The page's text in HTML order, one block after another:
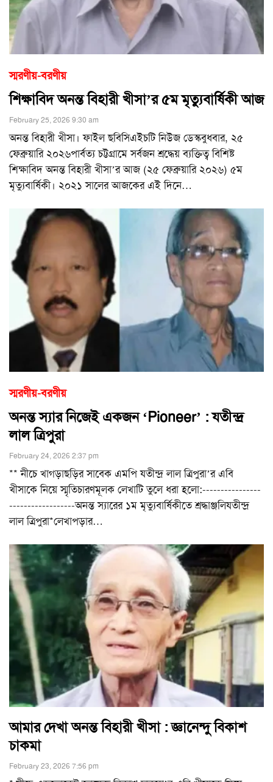
স্মরণীয়-বরণীয়
শিক্ষাবিদ অনন্ত বিহারী খীসা’র ৫ম মৃত্যুবার্ষিকী আজ
February 25, 2026 9:30 am
অনন্ত বিহারী খীসা। ফাইল ছবিসিএইচটি নিউজ ডেস্কবুধবার, ২৫
ফেব্রুয়ারি ২০২৬পার্বত্য চট্টগ্রামে সর্বজন শ্রদ্ধেয় ব্যক্তিত্ব বিশিষ্ট
শিক্ষাবিদ অনন্ত বিহারী খীসা’র আজ (২৫ ফেব্রুয়ারি ২০২৬) ৫ম
মৃত্যুবার্ষিকী। ২০২১ সালের আজকের এই দিনে…
স্মরণীয়-বরণীয়
অনন্ত স্যার নিজেই একজন ‘Pioneer’ : যতীন্দ্র
লাল ত্রিপুরা
February 24, 2026 2:37 pm
** নীচে খাগড়াছড়ির সাবেক এমপি যতীন্দ্র লাল ত্রিপুরা’র এবি
খীসাকে নিয়ে স্মৃতিচারণমূলক লেখাটি তুলে ধরা হলো:----------------
------------------অনন্ত স্যারের ১ম মৃত্যুবার্ষিকীতে শ্রদ্ধাঞ্জলিযতীন্দ্র
লাল ত্রিপুরা*লেখাপড়ার…
আমার দেখা অনন্ত বিহারী খীসা : জ্ঞানেন্দু বিকাশ
চাকমা
February 23, 2026 7:56 pm